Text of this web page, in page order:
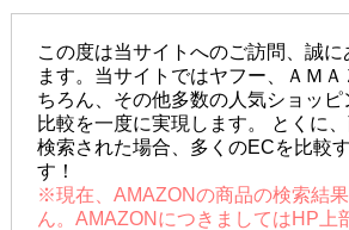
この度は当サイトへのご訪問、誠
ます。当サイトではヤフー、ＡＭ
ちろん、その他多数の人気ショッ
比較を一度に実現します。 とくに
検索された場合、多くのECを比較
す！
※現在、AMAZONの商品の検索結
ん。AMAZONにつきましてはHP上